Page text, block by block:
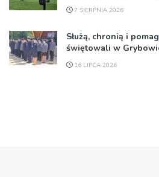
7 SIERPNIA 2026
Służą, chronią i
świętowali w
16 LIPCA 2026